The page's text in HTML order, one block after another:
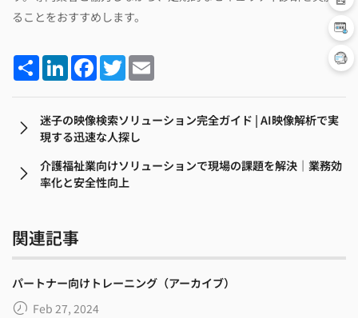
ることをおすすめします。
ShareLinkedInFacebook
Twitter
迷子の映像検索ソリューション完全ガイド | AI映像解析で実
現する迅速な人探し
介護福祉業向けソリューションで現場の課題を解決｜業務効
率化と安全性向上
関連記事
パートナー向けトレーニング（アーカイブ）
Feb 27, 2024